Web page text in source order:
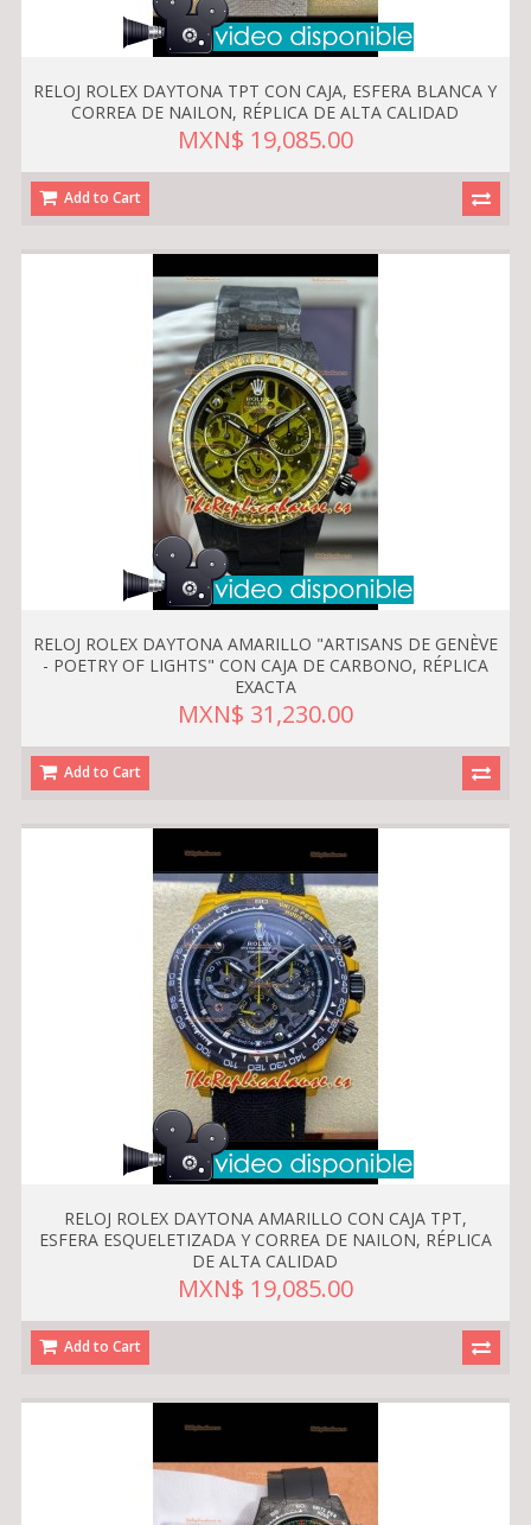
RELOJ ROLEX DAYTONA TPT CON CAJA, ESFERA BLANCA Y
CORREA DE NAILON, RÉPLICA DE ALTA CALIDAD
MXN$ 19,085.00
Add to Cart
RELOJ ROLEX DAYTONA AMARILLO "ARTISANS DE GENÈVE
- POETRY OF LIGHTS" CON CAJA DE CARBONO, RÉPLICA
EXACTA
MXN$ 31,230.00
Add to Cart
RELOJ ROLEX DAYTONA AMARILLO CON CAJA TPT,
ESFERA ESQUELETIZADA Y CORREA DE NAILON, RÉPLICA
DE ALTA CALIDAD
MXN$ 19,085.00
Add to Cart